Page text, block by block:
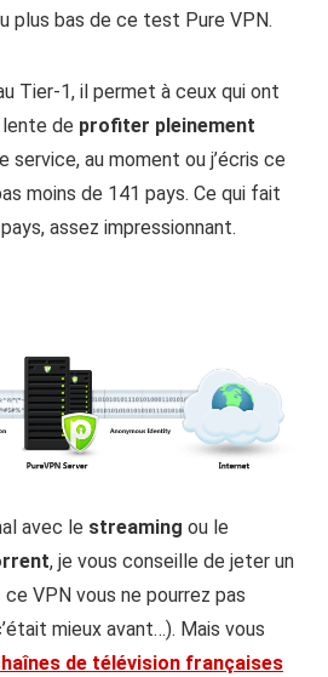
plus bas de ce test Pure VPN.
Tier-1, il permet à ceux qui ont
de profiter pleinement
service, au moment ou j’écris ce
moins de 141 pays. Ce qui fait
assez impressionnant.
avec le streaming ou le
, je vous conseille de jeter un
VPN vous ne pourrez pas
mieux avant…). Mais vous
de télévision françaises